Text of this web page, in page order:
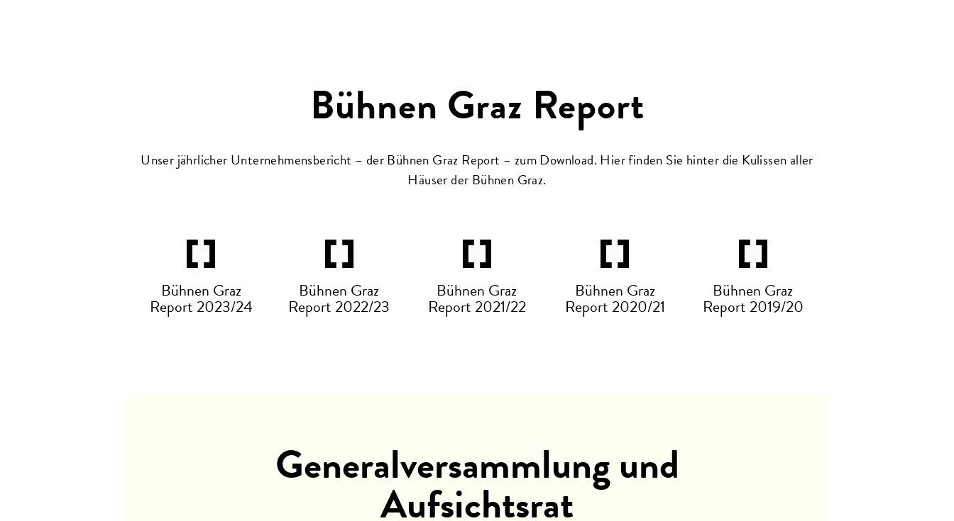
Bühnen Graz Report
Unser jährlicher Unternehmensbericht – der Bühnen Graz Report – zum Download. Hier finden Sie hinter die Kulissen aller
Häuser der Bühnen Graz.
Bühnen Graz
Report 2023/24
Bühnen Graz
Report 2022/23
Bühnen Graz
Report 2021/22
Bühnen Graz
Report 2020/21
Bühnen Graz
Report 2019/20
Generalversammlung und
Aufsichtsrat